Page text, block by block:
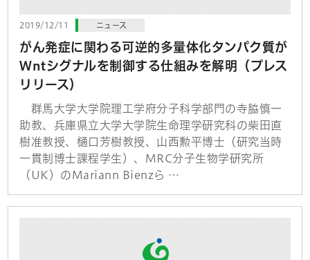
2019/12/11 ニュース
がん発症に関わる可逆的多量体化タンパク質が
Wntシグナルを制御する仕組みを解明（プレス
リリース）
群馬大学大学院理工学府分子科学部門の寺脇慎一
助教、兵庫県立大学大学院生命理学研究科の柴田直
樹准教授、樋口芳樹教授、山西勲平博士（研究当時
一貫制博士課程学生）、MRC分子生物学研究所
（UK）のMariann Bienzら …